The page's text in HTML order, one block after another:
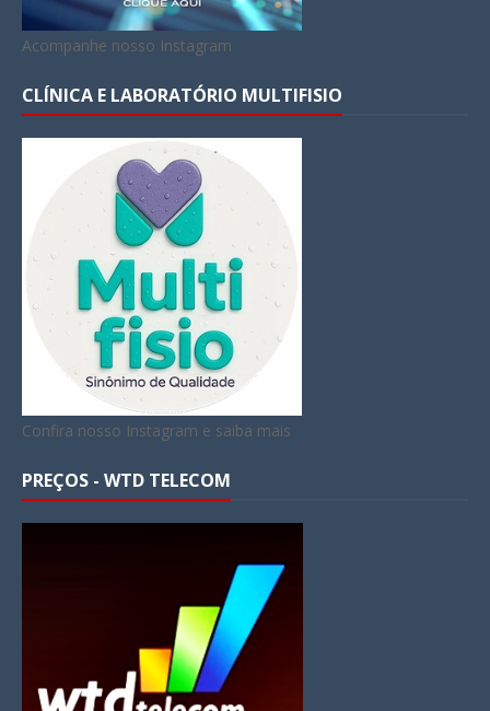
Acompanhe nosso Instagram
CLÍNICA E LABORATÓRIO MULTIFISIO
Confira nosso Instagram e saiba mais
PREÇOS - WTD TELECOM